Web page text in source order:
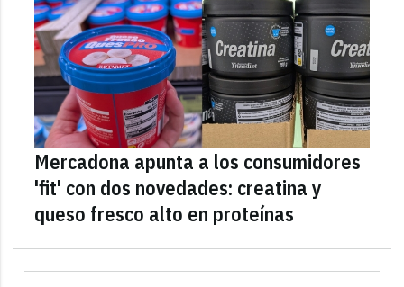
Mercadona apunta a los consumidores
'fit' con dos novedades: creatina y
queso fresco alto en proteínas